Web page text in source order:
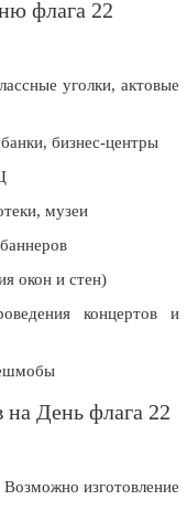
флага 22
уголки, актовые
бизнес-центры
музеи
окон и стен)
концертов и
День флага 22
изготовление